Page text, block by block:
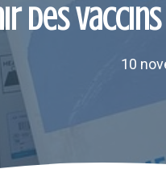
des vaccins
10